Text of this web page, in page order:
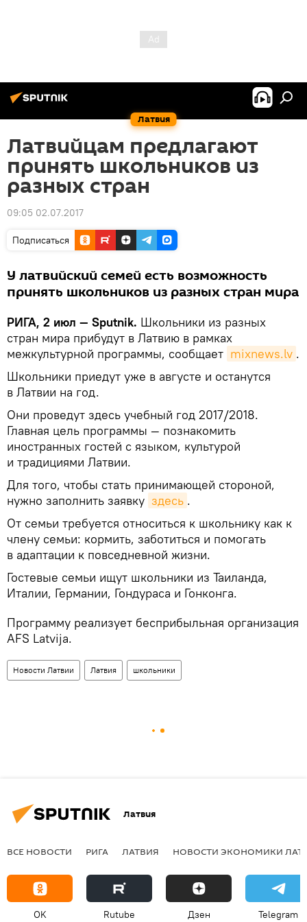
Латвия
Латвийцам предлагают
принять школьников из
разных стран
09:05 02.07.2017
Подписаться
У латвийский семей есть возможность
принять школьников из разных стран мира
РИГА, 2 июл — Sputnik. Школьники из разных
стран мира прибудут в Латвию в рамках
межкультурной программы, сообщает mixnews.lv .
Школьники приедут уже в августе и останутся
в Латвии на год.
Они проведут здесь учебный год 2017/2018.
Главная цель программы — познакомить
иностранных гостей с языком, культурой
и традициями Латвии.
Для того, чтобы стать принимающей стороной,
нужно заполнить заявку здесь .
От семьи требуется относиться к школьнику как к
члену семьи: кормить, заботиться и помогать
в адаптации к повседневной жизни.
Гостевые семьи ищут школьники из Таиланда,
Италии, Германии, Гондураса и Гонконга.
Программу реализует бесприбыльная организация
AFS Latvija.
Новости Латвии Латвия школьники
Латвия
ВСЕ НОВОСТИ РИГА ЛАТВИЯ НОВОСТИ ЭКОНОМИКИ
OK Rutube Дзен Telegram